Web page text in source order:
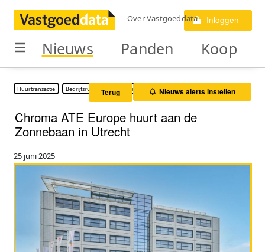
Over Vastgoeddata Inloggen
Nieuws Panden Koop
Huurtransactie Bedrijfsruimte Kantoorruimte
Terug Nieuws alerts instellen
Chroma ATE Europe huurt aan de
Zonnebaan in Utrecht
25 juni 2025